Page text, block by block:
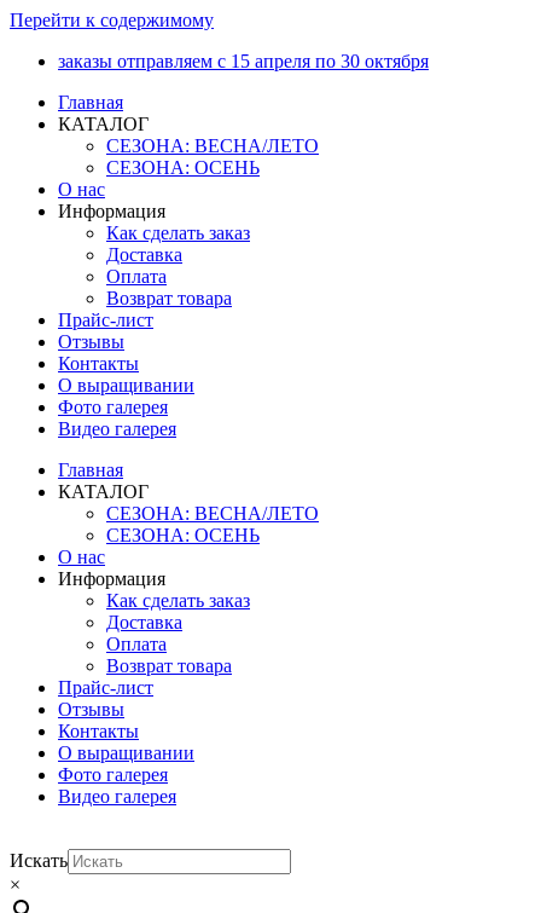
Перейти к содержимому
заказы отправляем с 15 апреля по 30 октября
Главная
КАТАЛОГ
СЕЗОНА: ВЕСНА/ЛЕТО
СЕЗОНА: ОСЕНЬ
О нас
Информация
Как сделать заказ
Доставка
Оплата
Возврат товара
Прайс-лист
Отзывы
Контакты
О выращивании
Фото галерея
Видео галерея
Главная
КАТАЛОГ
СЕЗОНА: ВЕСНА/ЛЕТО
СЕЗОНА: ОСЕНЬ
О нас
Информация
Как сделать заказ
Доставка
Оплата
Возврат товара
Прайс-лист
Отзывы
Контакты
О выращивании
Фото галерея
Видео галерея
Искать
×